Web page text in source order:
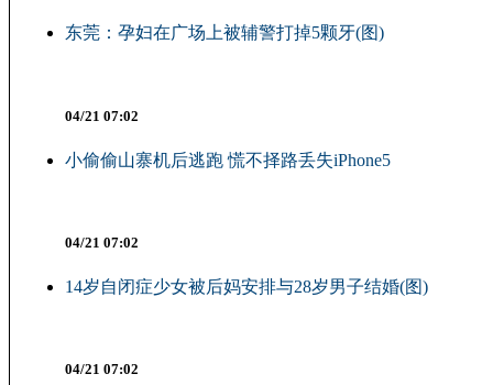
东莞：孕妇在广场上被辅警打掉5颗牙(图)
04/21 07:02
小偷偷山寨机后逃跑 慌不择路丢失iPhone5
04/21 07:02
14岁自闭症少女被后妈安排与28岁男子结婚(图)
04/21 07:02